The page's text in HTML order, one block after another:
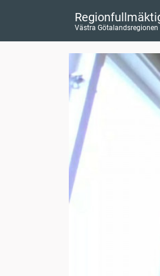
Västra Götalandsregionen